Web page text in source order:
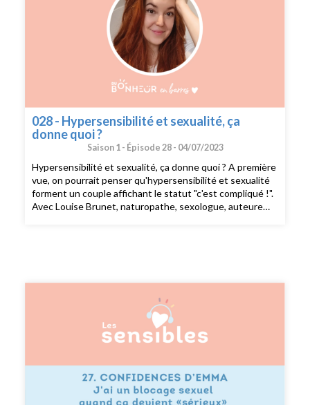
028 - Hypersensibilité et sexualité, ça
donne quoi ?
Saison 1 - Épisode 28 - 04/07/2023
Hypersensibilité et sexualité, ça donne quoi ? A première
vue, on pourrait penser qu'hypersensibilité et sexualité
forment un couple affichant le statut "c'est compliqué !".
Avec Louise Brunet, naturopathe, sexologue, auteure
votre témoignage sensible, envoyez moi un mail à
sophie@dubonheurenbarres.com en me racontant un
bout de votre histoire que j’ai déjà hâte de découvrir. ---
Suivez moi sur instagram : @dubonheurenbarres
Recevez du bonheur en barres dans votre boîte mail